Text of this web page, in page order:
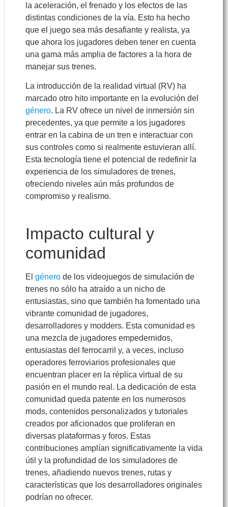
la aceleración, el frenado y los efectos de las
distintas condiciones de la vía. Esto ha hecho
que el juego sea más desafiante y realista, ya
que ahora los jugadores deben tener en cuenta
una gama más amplia de factores a la hora de
manejar sus trenes.
La introducción de la realidad virtual (RV) ha
marcado otro hito importante en la evolución del
género. La RV ofrece un nivel de inmersión sin
precedentes, ya que permite a los jugadores
entrar en la cabina de un tren e interactuar con
sus controles como si realmente estuvieran allí.
Esta tecnología tiene el potencial de redefinir la
experiencia de los simuladores de trenes,
ofreciendo niveles aún más profundos de
compromiso y realismo.
Impacto cultural y
comunidad
El género de los videojuegos de simulación de
trenes no sólo ha atraído a un nicho de
entusiastas, sino que también ha fomentado una
vibrante comunidad de jugadores,
desarrolladores y modders. Esta comunidad es
una mezcla de jugadores empedernidos,
entusiastas del ferrocarril y, a veces, incluso
operadores ferroviarios profesionales que
encuentran placer en la réplica virtual de su
pasión en el mundo real. La dedicación de esta
comunidad queda patente en los numerosos
mods, contenidos personalizados y tutoriales
creados por aficionados que proliferan en
diversas plataformas y foros. Estas
contribuciones amplían significativamente la vida
útil y la profundidad de los simuladores de
trenes, añadiendo nuevos trenes, rutas y
características que los desarrolladores originales
podrían no ofrecer.